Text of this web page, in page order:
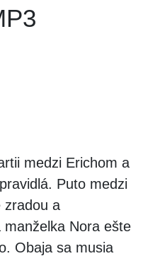
medzi Erichom a
Puto medzi
zradou a
manželka Nora ešte
Obaja sa musia